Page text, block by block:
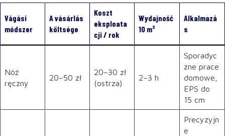
Vágási
módszer
A vásárlás
költsége
Koszt
eksploata
cji / rok
Wydajność
10 m²
Alkalmazá
s
Nóż
ręczny
20–50 zł
20–30 zł
(ostrza)
2–3 h
Sporadyc
zne prace
domowe,
EPS do
15 cm
Precyzyjn
e